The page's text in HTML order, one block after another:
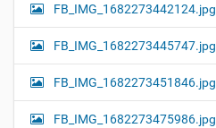
FB_IMG_1682273442124.jpg
FB_IMG_1682273445747.jpg
FB_IMG_1682273451846.jpg
FB_IMG_1682273475986.jpg